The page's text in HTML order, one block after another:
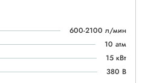
600-2100 л/мин
10 атм
15 кВт
380 В